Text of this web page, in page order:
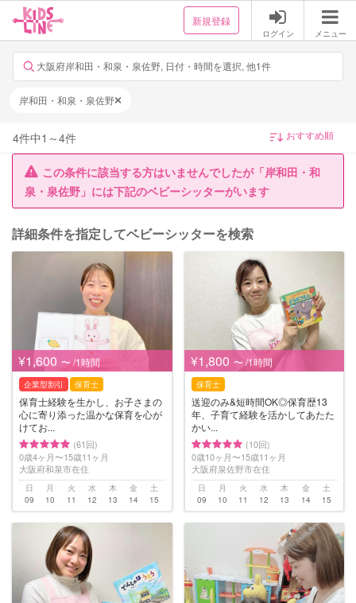
新規登録
ログイン メニュー
大阪府岸和田・和泉・泉佐野, 日付・時間を選択, 他1件
岸和田・和泉・泉佐野
4件中1 ～4件
この条件に該当する方はいませんでしたが「岸和田・和
泉・泉佐野」には下記のベビーシッターがいます
詳細条件を指定してベビーシッターを検索
¥1,600 〜 /1時間
企業型割引 保育士
保育士経験を生かし、お子さまの
心に寄り添った温かな保育を心が
けてお...
(61回)
0歳4ヶ月〜15歳11ヶ月
大阪府和泉市在住
日
09
月
10
火
11
水
12
木
13
金
14
土
15
¥1,800 〜 /1時間
保育士
送迎のみ&短時間OK◎保育歴13
年、子育て経験を活かしてあたた
かい...
(10回)
0歳10ヶ月〜15歳11ヶ月
大阪府泉佐野市在住
日
09
月
10
火
11
水
12
木
13
金
14
土
15